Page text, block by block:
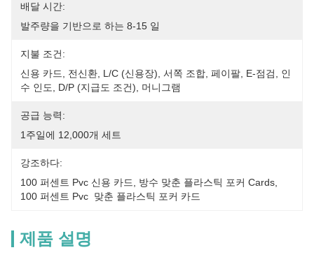
배달 시간:
발주량을 기반으로 하는 8-15 일
지불 조건:
신용 카드, 전신환, L/C (신용장), 서쪽 조합, 페이팔, E-점검, 인
수 인도, D/P (지급도 조건), 머니그램
공급 능력:
1주일에 12,000개 세트
강조하다:
100 퍼센트 Pvc 신용 카드
방수 맞춘 플라스틱 포커 Cards
100 퍼센트 Pvc  맞춘 플라스틱 포커 카드
제품 설명